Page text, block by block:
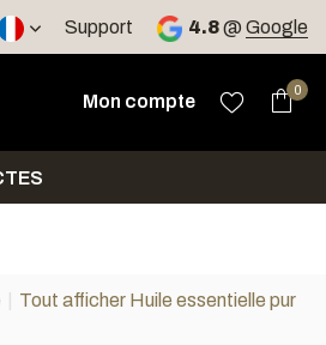
Support 4.8@ Google
le résultat disponible. Appuyez
Mon compte
0
Tout afficher Huile essentielle pur